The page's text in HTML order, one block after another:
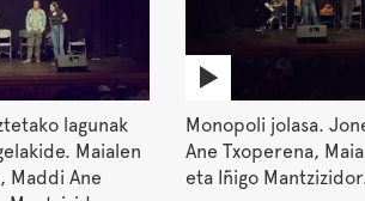
lagunak
Maialen
Maddi Ane
Monopoli jolasa.
Ane Txoperena,
eta Iñigo